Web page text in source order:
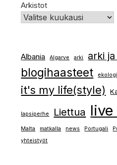
Arkistot
Albania Algarve arki arki
blogihaasteet
it's my life(style)
lapsiperhe Liettua
Malta matkalla news Portugali
yhteistyöt